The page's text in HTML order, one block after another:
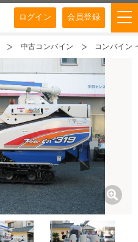
ログイン 会員登録
中古コンバイン コンバイン